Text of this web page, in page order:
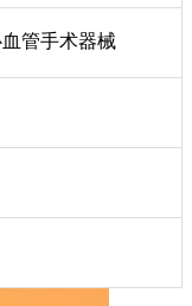
管手术器械